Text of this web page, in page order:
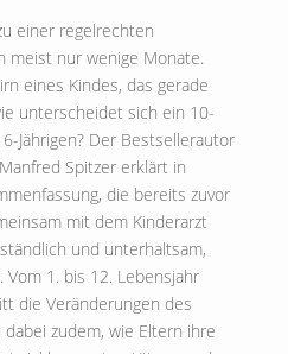
einer regelrechten
meist nur wenige Monate.
eines Kindes, das gerade
unterscheidet sich ein 10-
Jährigen? Der Bestsellerautor
Spitzer erklärt in
die bereits zuvor
mit dem Kinderarzt
und unterhaltsam,
1. bis 12. Lebensjahr
die Veränderungen des
zudem, wie Eltern ihre